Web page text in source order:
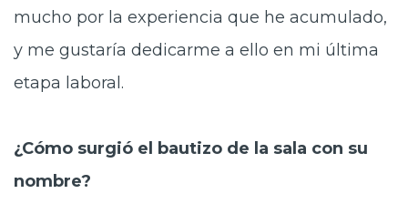
mucho por la experiencia que he acumulado,
y me gustaría dedicarme a ello en mi última
etapa laboral.
¿Cómo surgió el bautizo de la sala con su
nombre?